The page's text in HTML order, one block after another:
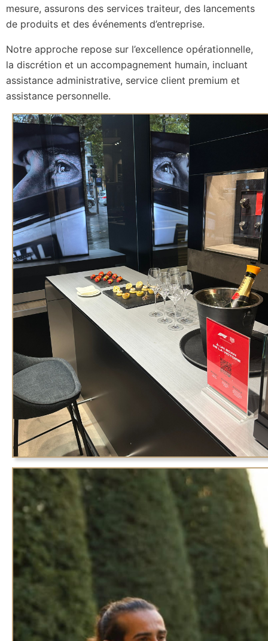
mesure, assurons des services traiteur, des lancements
de produits et des événements d’entreprise.
Notre approche repose sur l’excellence opérationnelle,
la discrétion et un accompagnement humain, incluant
assistance administrative, service client premium et
assistance personnelle.